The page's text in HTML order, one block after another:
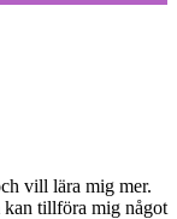
vill lära mig mer.
kan tillföra mig något